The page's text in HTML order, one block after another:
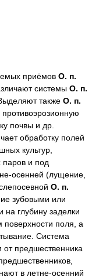
приёмов О. п.
системы О. п.
также О. п.
почвы и др.
обработку полей
культур,
паров и под
осенней (лущение,
О. п.
зубовыми или
глубину заделки
поля, а
Система
от предшественника
в летне-осенний